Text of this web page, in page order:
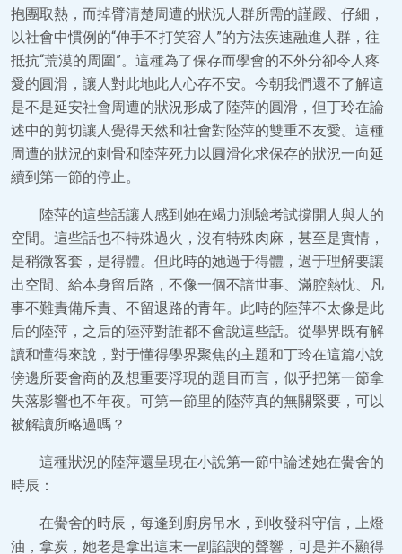
抱團取熱，而掉臂清楚周遭的狀況人群所需的謹嚴、仔細，
以社會中慣例的“伸手不打笑容人”的方法疾速融進人群，往
抵抗“荒漠的周圍”。這種為了保存而學會的不外分卻令人疼
愛的圓滑，讓人對此地此人心存不安。今朝我們還不了解這
是不是延安社會周遭的狀況形成了陸萍的圓滑，但丁玲在論
述中的剪切讓人覺得天然和社會對陸萍的雙重不友愛。這種
周遭的狀況的刺骨和陸萍死力以圓滑化求保存的狀況一向延
續到第一節的停止。
陸萍的這些話讓人感到她在竭力測驗考試撐開人與人的
空間。這些話也不特殊過火，沒有特殊肉麻，甚至是實情，
是稍微客套，是得體。但此時的她過于得體，過于理解要讓
出空間、給本身留后路，不像一個不諳世事、滿腔熱忱、凡
事不難責備斥責、不留退路的青年。此時的陸萍不太像是此
后的陸萍，之后的陸萍對誰都不會說這些話。從學界既有解
讀和懂得來說，對于懂得學界聚焦的主題和丁玲在這篇小說
傍邊所要會商的及想重要浮現的題目而言，似乎把第一節拿
失落影響也不年夜。可第一節里的陸萍真的無關緊要，可以
被解讀所略過嗎？
這種狀況的陸萍還呈現在小說第一節中論述她在黌舍的
時辰：
在黌舍的時辰，每逢到廚房吊水，到收發科守信，上燈
油，拿炭，她老是拿出這末一副諂諛的聲響，可是并不顯得